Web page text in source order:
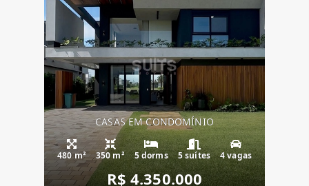
CASAS EM CONDOMÍNIO
480 m² 350 m² 5 dorms 5 suítes 4 vagas
R$ 4.350.000